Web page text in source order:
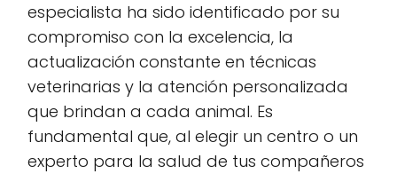
especialista ha sido identificado por su
compromiso con la excelencia, la
actualización constante en técnicas
veterinarias y la atención personalizada
que brindan a cada animal. Es
fundamental que, al elegir un centro o un
experto para la salud de tus compañeros